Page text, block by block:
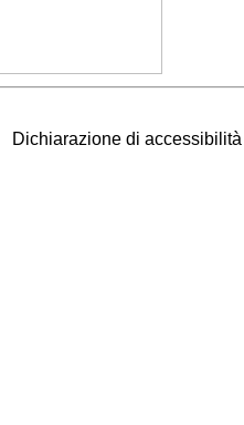
Dichiarazione di